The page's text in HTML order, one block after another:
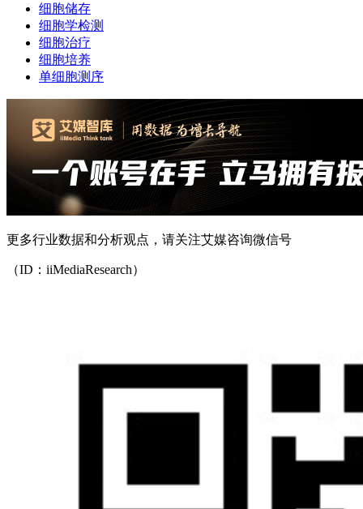
细胞储存
细胞学检测
细胞治疗
细胞培养
单细胞测序
更多行业数据和分析观点，请关注艾媒咨询微信号
（ID：iiMediaResearch）